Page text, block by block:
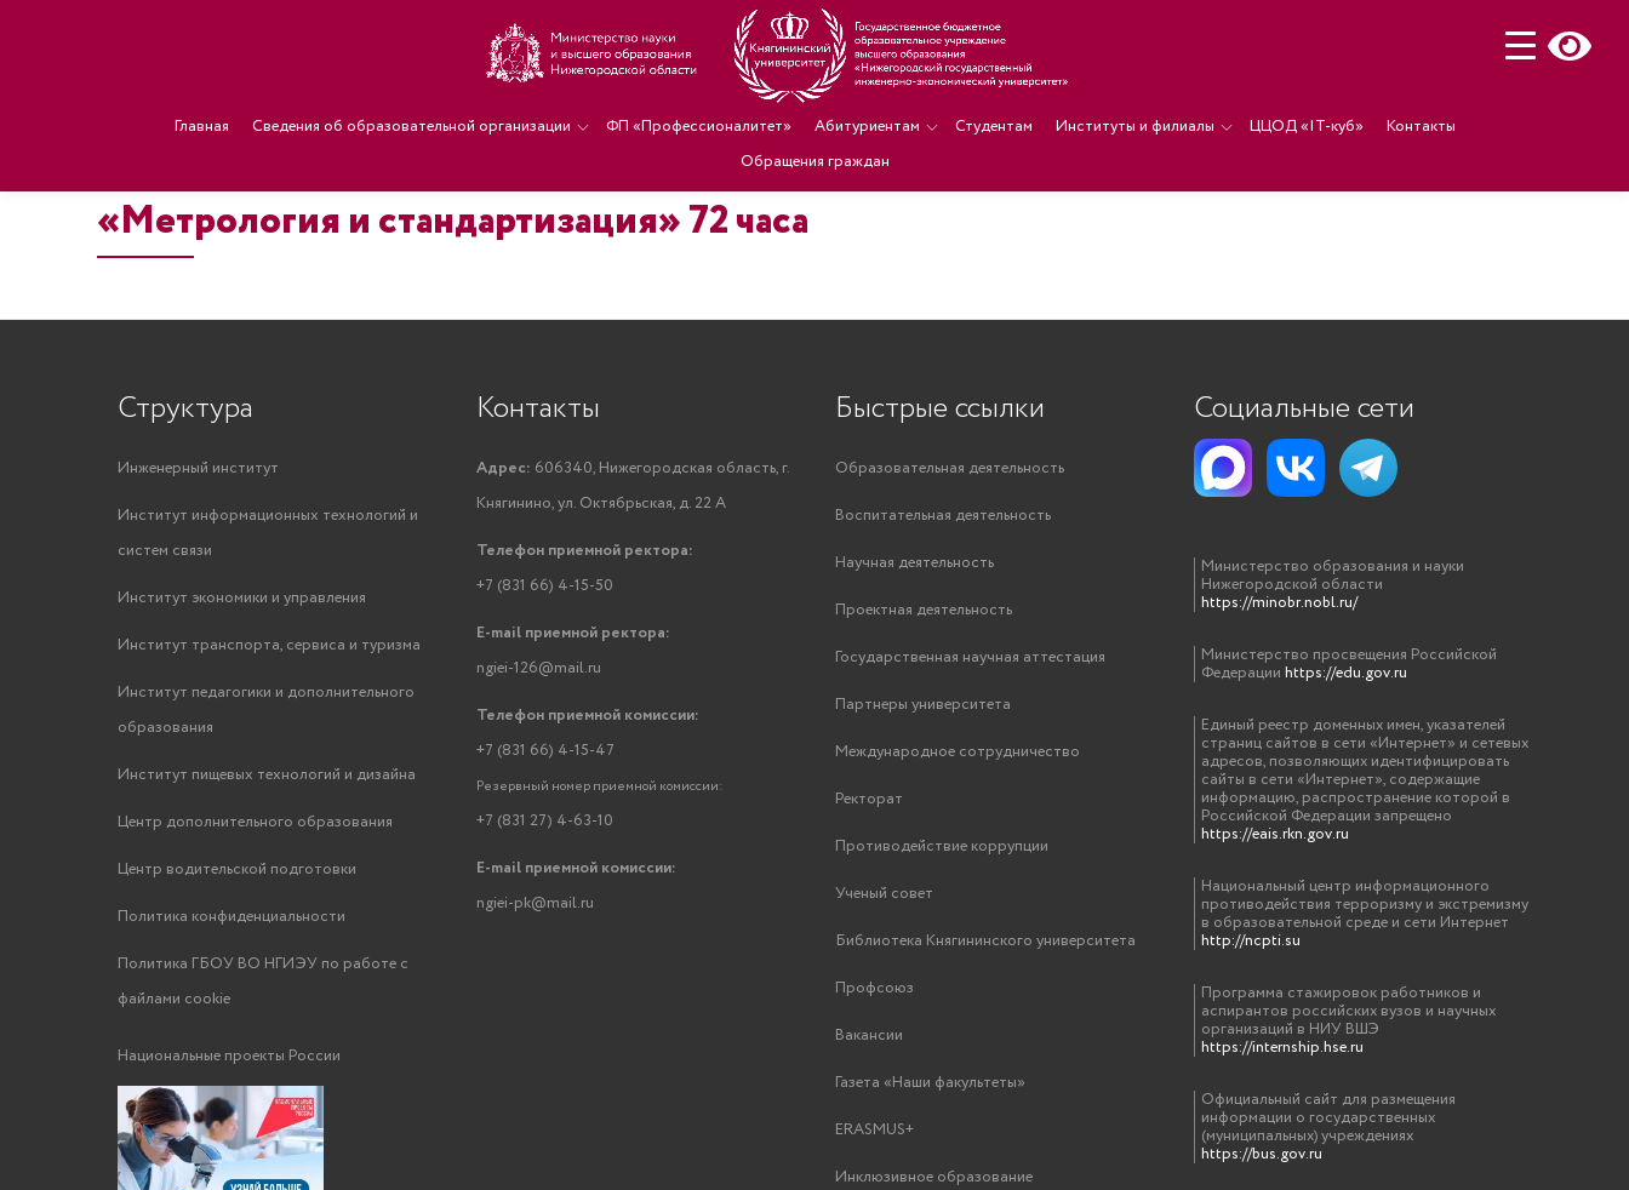
Главная Сведения об образовательной организации ФП «Профессионалитет» Абитуриентам Студентам Институты и филиалы ЦЦОД «IT-куб»
Контакты
Обращения граждан
«Метрология и стандартизация» 72 часа
Структура
Инженерный институт
Институт информационных технологий и
систем связи
Институт экономики и управления
Институт транспорта, сервиса и туризма
Институт педагогики и дополнительного
образования
Институт пищевых технологий и дизайна
Центр дополнительного образования
Центр водительской подготовки
Политика конфиденциальности
Политика ГБОУ ВО НГИЭУ по работе с
файлами cookie
Национальные проекты России
Контакты
Адрес: 606340, Нижегородская область, г.
Княгинино, ул. Октябрьская, д. 22 А
Телефон приемной ректора:
+7 (831 66) 4-15-50
E-mail приемной ректора:
ngiei-126@mail.ru
Телефон приемной комиссии:
+7 (831 66) 4-15-47
Резервный номер приемной комиссии:
+7 (831 27) 4-63-10
E-mail приемной комиссии:
ngiei-pk@mail.ru
Быстрые ссылки
Образовательная деятельность
Воспитательная деятельность
Научная деятельность
Проектная деятельность
Государственная научная аттестация
Партнеры университета
Международное сотрудничество
Ректорат
Противодействие коррупции
Ученый совет
Библиотека Княгининского университета
Профсоюз
Вакансии
Газета «Наши факультеты»
ERASMUS+
Инклюзивное образование
Социальные сети
Министерство образования и науки
Нижегородской области
https://minobr.nobl.ru/
Министерство просвещения Российской
Федерации https://edu.gov.ru
Единый реестр доменных имен, указателей
страниц сайтов в сети «Интернет» и сетевых
адресов, позволяющих идентифицировать
сайты в сети «Интернет», содержащие
информацию, распространение которой в
Российской Федерации запрещено
https://eais.rkn.gov.ru
Национальный центр информационного
противодействия терроризму и экстремизму
в образовательной среде и сети Интернет
http://ncpti.su
Программа стажировок работников и
аспирантов российских вузов и научных
организаций в НИУ ВШЭ
https://internship.hse.ru
Официальный сайт для размещения
информации о государственных
(муниципальных) учреждениях
https://bus.gov.ru